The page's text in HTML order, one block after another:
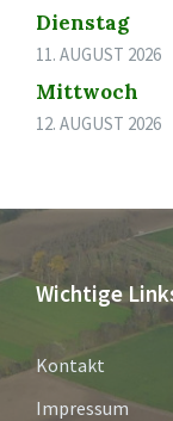
Dienstag
11. AUGUST 2026
Mittwoch
12. AUGUST 2026
Wichtige
Kontakt
Impressum